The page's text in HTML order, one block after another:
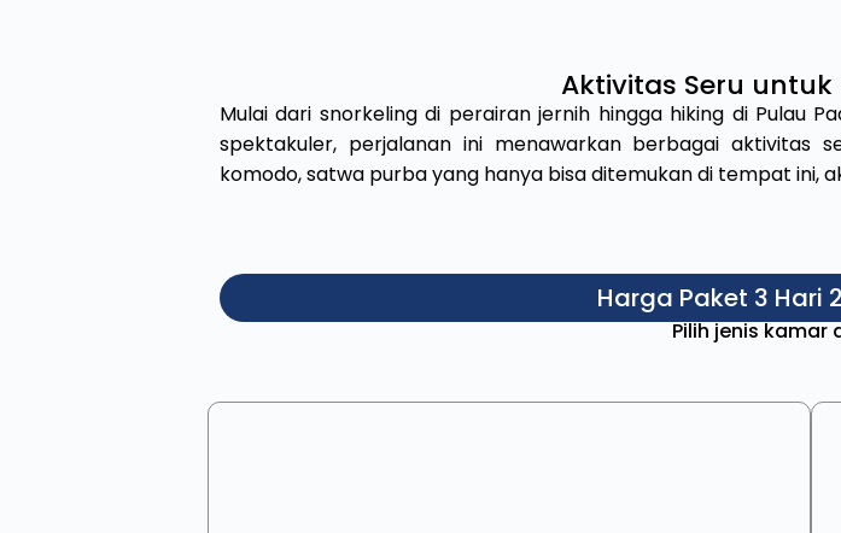
Aktivitas Seru
Mulai dari snorkeling di perairan jernih hingga hiking di Pulau
spektakuler, perjalanan ini menawarkan berbagai aktivitas
komodo, satwa purba yang hanya bisa ditemukan di tempat ini,
Harga Paket 3 Hari
Pilih jenis kamar